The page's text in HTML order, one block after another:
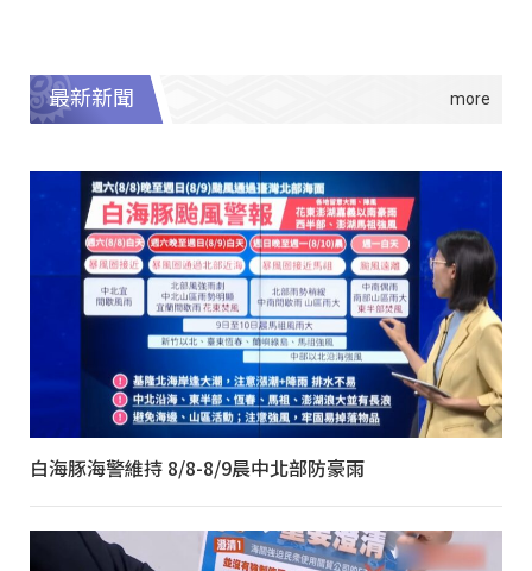
最新新聞
白海豚海警維持 8/8-8/9晨中北部防豪雨